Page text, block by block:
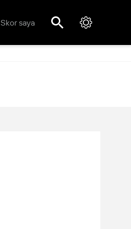
Skor saya